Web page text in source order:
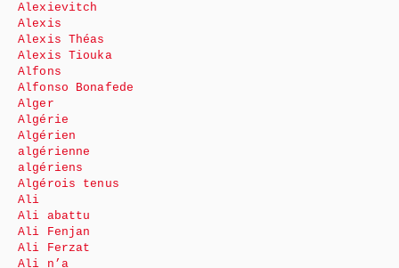
Alexievitch
Alexis
Alexis Théas
Alexis Tiouka
Alfons
Alfonso Bonafede
Alger
Algérie
Algérien
algérienne
algériens
Algérois tenus
Ali
Ali abattu
Ali Fenjan
Ali Ferzat
Ali n’a